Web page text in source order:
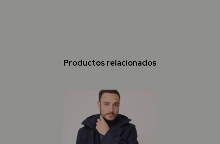
Productos relacionados